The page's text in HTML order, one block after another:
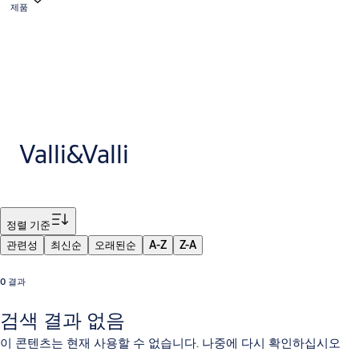
제품
Valli&Valli
터
정렬 기준
관련성
최신순 오래된순 A-Z Z-A
0 결과
검색 결과 없음
이 콘텐츠는 현재 사용할 수 없습니다. 나중에 다시 확인하십시오